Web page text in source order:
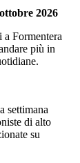
2026
Formentera
più in
settimana
di alto
su